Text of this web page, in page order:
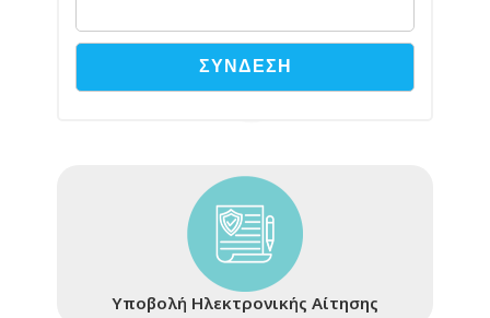
Υποβολή Ηλεκτρονικής Αίτησης